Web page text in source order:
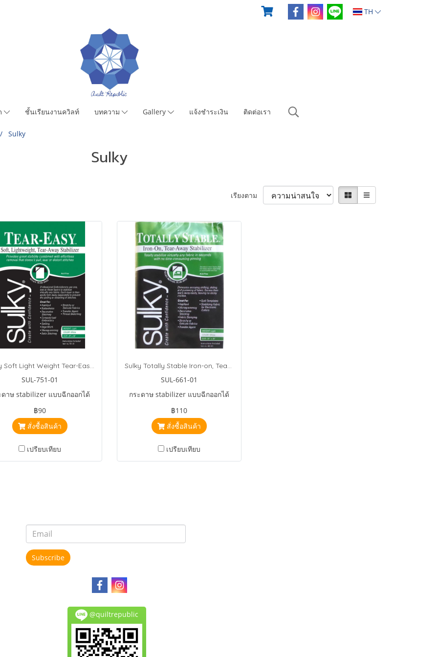
TH
ชั้นเรียนงานควิลท์ บทความ Gallery แจ้งชำระเงิน ติดต่อเรา
Sulky
Sulky
เรียงตาม
Sulky Soft Light Weight Tear-Easy Tear Away Stabilizer 1 Yard White
SUL-751-01
ดาษ stabilizer แบบฉีกออกได้
฿90
สั่งซื้อสินค้า
เปรียบเทียบ
Sulky Totally Stable Iron-on, Tear-Away Stabilizer 1 Yard White
SUL-661-01
กระดาษ stabilizer แบบฉีกออกได้
฿110
สั่งซื้อสินค้า
เปรียบเทียบ
Subscribe
@quiltrepublic